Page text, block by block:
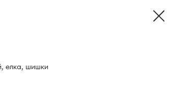
елка, шишки